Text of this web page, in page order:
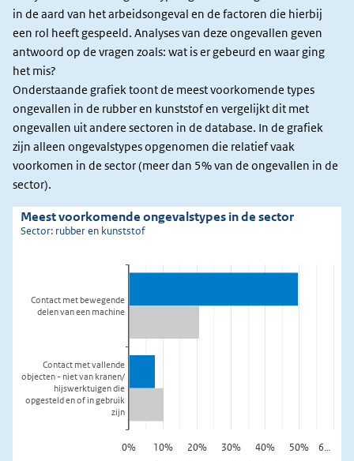
in de aard van het arbeidsongeval en de factoren die hierbij
een rol heeft gespeeld. Analyses van deze ongevallen geven
antwoord op de vragen zoals: wat is er gebeurd en waar ging
het mis?
Onderstaande grafiek toont de meest voorkomende types
ongevallen in de rubber en kunststof en vergelijkt dit met
ongevallen uit andere sectoren in de database. In de grafiek
zijn alleen ongevalstypes opgenomen die relatief vaak
voorkomen in de sector (meer dan 5% van de ongevallen in de
sector).